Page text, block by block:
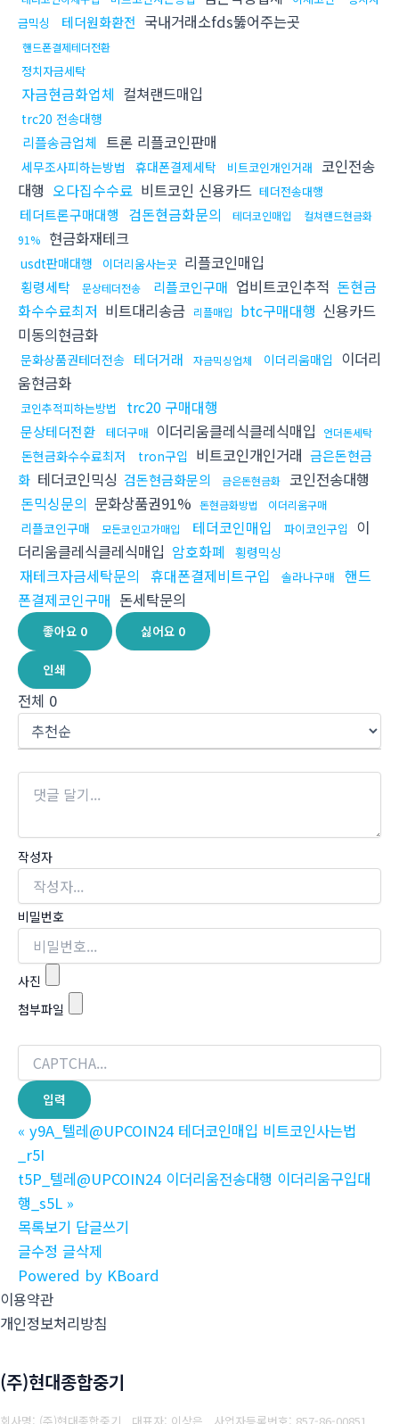
금믹싱
테더원화환전 국내거래소fds뚫어주는곳
핸드폰결제테더전환
정치자금세탁
자금현금화업체 컬쳐랜드매입
trc20 전송대행
리플송금업체 트론 리플코인판매
세무조사피하는방법 휴대폰결제세탁 비트코인개인거래 코인전송
대행 오다집수수료 비트코인 신용카드 테더전송대행
테더트론구매대행 검돈현금화문의 테더코인매입
컬쳐랜드현금화
91%
현금화재테크
usdt판매대행 이더리움사는곳 리플코인매입
횡령세탁 문상테더전송 리플코인구매 업비트코인추적 돈현금
화수수료최저 비트대리송금 리플매입 btc구매대행 신용카드
미동의현금화
문화상품권테더전송 테더거래 자금믹싱업체 이더리움매입 이더리
움현금화
코인추적피하는방법 trc20 구매대행
문상테더전환 테더구매 이더리움클레식클레식매입 언더돈세탁
돈현금화수수료최저 tron구입 비트코인개인거래 금은돈현금
화 테더코인믹싱 검돈현금화문의 금은돈현금화 코인전송대행
돈믹싱문의 문화상품권91% 돈현금화방법 이더리움구매
리플코인구매 모든코인고가매입 테더코인매입 파이코인구입
이
더리움클레식클레식매입 암호화폐 횡령믹싱
재테크자금세탁문의 휴대폰결제비트구입 솔라나구매
핸드
폰결제코인구매 돈세탁문의
좋아요 0 싫어요 0
인쇄
전체 0
작성자
비밀번호
사진
첨부파일
« y9A_텔레@UPCOIN24 테더코인매입 비트코인사는법
_r5I
t5P_텔레@UPCOIN24 이더리움전송대행 이더리움구입대
행_s5L »
목록보기 답글쓰기
글수정 글삭제
Powered by KBoard
이용약관
개인정보처리방침
(주)현대종합중기